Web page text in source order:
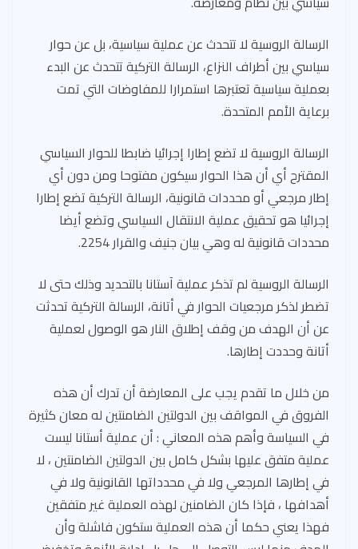
الرسالة الروسية لا تتحدث عن عملية سياسية، بل عن حوار
سياسي بين أطراف النزاع، الرسالة التركية تتحدث عن البدء
بعملية سياسية تعتبرها استمرارا للمفاوضات التي تمت
برعاية الأمم المتحدة.
الرسالة الروسية لا تضع إطارا إجرائيا ضابطا للحوار السياسي
المقترح أي أن هذا الحوار سيكون مفتوحا ومن دون أي
إطار مرجعي أو محددات قانونية، الرسالة التركية تضع إطارا
إجرائيا هو تحقيق عملية الانتقال السياسي وتضع أيضا
محددات قانونية له وهي بيان جنيف والقرار 2254.
الرسالة الروسية لم تذكر عملية آستانا بالتحديد وذلك حتى لا
تضطر لذكر مرجعيات الحوار في أتانة، الرسالة التركية تحدثت
عن أن الهدف من وقف إطلاق النار هو الوصول لعملية
أتانة وحددت إطارها.
من خلال ما تقدم يجب على المعارضة أن تدرك أن هذه
الفروق في المواقف بين الدولتين الضامنتين له معان كثيرة
في السياسة وأهم هذه المعاني : أن عملية أستانا ليست
عملية متفق عليها بشكل كامل بين الدولتين الضامنتين ، لا
في إطارها المرجعي ولا في محدداتها القانونية ولا في
أهدافها ، فإذا كان الضامنين لهذه العملية غير متفقين
فهذا يعني حكما أن هذه العملية ستكون فاشلة وأن